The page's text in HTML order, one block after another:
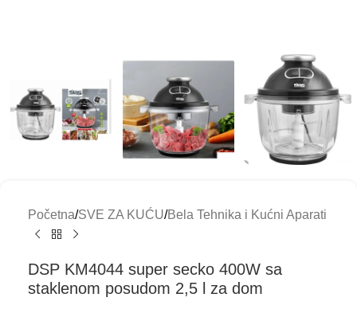
Početna/SVE ZA KUĆU/Bela Tehnika i Kućni Aparati
DSP KM4044 super secko 400W sa
staklenom posudom 2,5 l za dom